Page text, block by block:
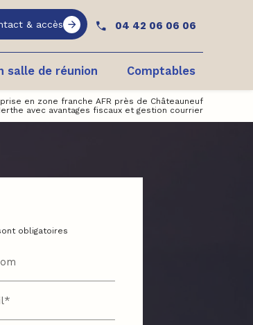
& accès 04 42 06 06 06
salle de réunion Comptables
en zone franche AFR près de Châteauneuf
avec avantages fiscaux et gestion courrier
obligatoires